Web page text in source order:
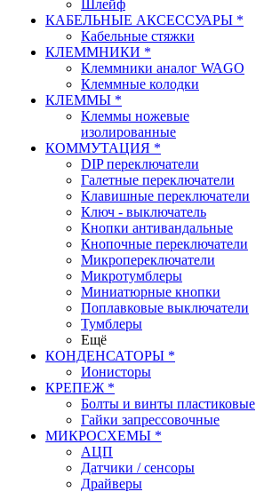
Шлейф
КАБЕЛЬНЫЕ АКСЕССУАРЫ *
Кабельные стяжки
КЛЕММНИКИ *
Клеммники аналог WAGO
Клеммные колодки
КЛЕММЫ *
Клеммы ножевые
изолированные
КОММУТАЦИЯ *
DIP переключатели
Галетные переключатели
Клавишные переключатели
Ключ - выключатель
Кнопки антивандальные
Кнопочные переключатели
Микропереключатели
Микротумблеры
Миниатюрные кнопки
Поплавковые выключатели
Тумблеры
Ещё
КОНДЕНСАТОРЫ *
Ионисторы
КРЕПЕЖ *
Болты и винты пластиковые
Гайки запрессовочные
МИКРОСХЕМЫ *
АЦП
Датчики / сенсоры
Драйверы